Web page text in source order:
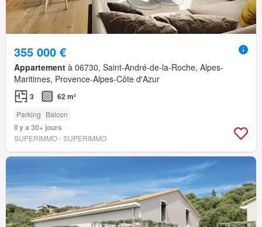
355 000 €
Appartement à 06730, Saint-André-de-la-Roche, Alpes-
Maritimes, Provence-Alpes-Côte d'Azur
3 62 m²
Parking Balcon
Il y a 30+ jours
SUPERIMMO - SUPERIMMO